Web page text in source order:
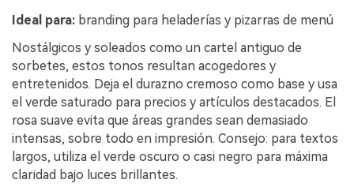
Ideal para: branding para heladerías y pizarras de menú
Nostálgicos y soleados como un cartel antiguo de
sorbetes, estos tonos resultan acogedores y
entretenidos. Deja el durazno cremoso como base y usa
el verde saturado para precios y artículos destacados. El
rosa suave evita que áreas grandes sean demasiado
intensas, sobre todo en impresión. Consejo: para textos
largos, utiliza el verde oscuro o casi negro para máxima
claridad bajo luces brillantes.